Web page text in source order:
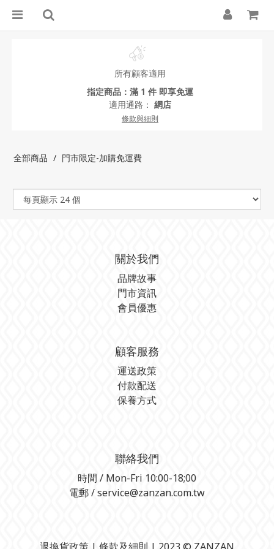
所有顧客適用
指定商品：滿 1 件 即享免運
適用通路： 網店
條款與細則
全部商品 門市限定-加購免運費
關於我們
品牌故事
門市資訊
會員優惠
顧客服務
運送政策
付款配送
保養方式
聯絡我們
時間 / Mon-Fri 10:00-18;00
電郵 / service@zanzan.com.tw